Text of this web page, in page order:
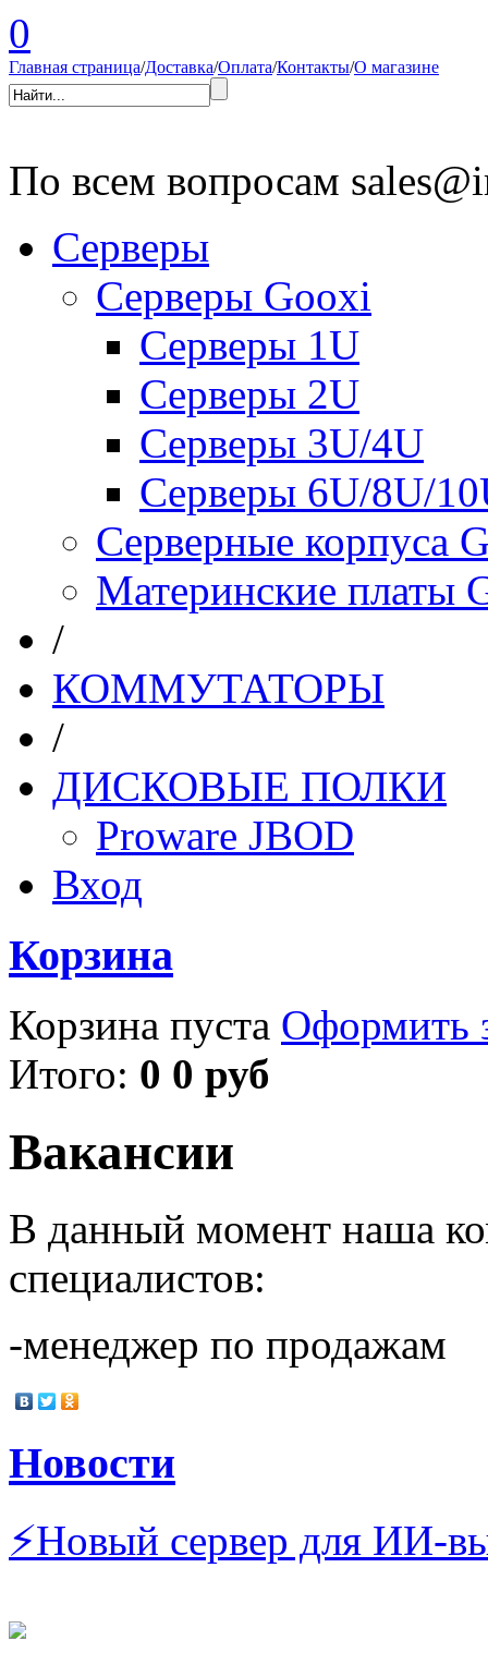
0
Главная страница/Доставка/Оплата/Контакты/О магазине
По всем вопросам
Серверы
Серверы Gooxi
Серверы 1U
Серверы 2U
Серверы 3U/4U
Серверы 6U/8U/
Серверные корпуса
Материнские платы
/
КОММУТАТОРЫ
/
ДИСКОВЫЕ ПОЛКИ
Proware JBOD
Вход
Корзина
Корзина пуста Оформить
Итого: 0 0 руб
Вакансии
В данный момент наша
специалистов:
-менеджер по продажам
Новости
⚡Новый сервер для ИИ-